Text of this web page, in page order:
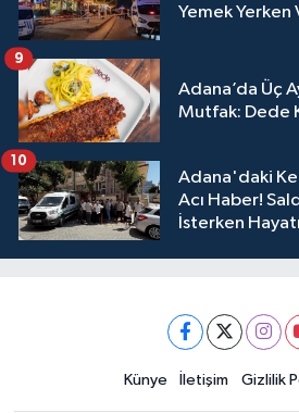
Yemek Yerken
Adana’da Üç
Mutfak: Dede
9
Adana'daki
Acı Haber!
İsterken
10
Künye İletişim Gizlilik